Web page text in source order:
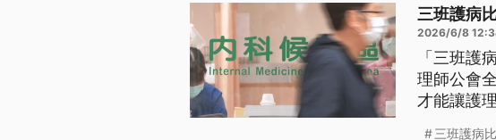
三班護病
2026/6/8
「三班護
理師公會
才能讓護
三班護病